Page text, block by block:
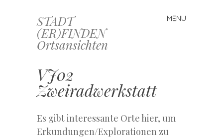
STADT
(ER)FINDEN
Ortsansichten
MENU
Skip
to
content
VJ02
Zweiradwerkstatt
Es gibt interessante Orte hier, um
Erkundungen/Explorationen zu